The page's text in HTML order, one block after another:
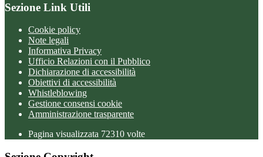
Sezione Link Utili
Cookie policy
Note legali
Informativa Privacy
Ufficio Relazioni con il Pubblico
Dichiarazione di accessibilità
Obiettivi di accessibilità
Whistleblowing
Gestione consensi cookie
Amministrazione trasparente
Pagina visualizzata 72310 volte